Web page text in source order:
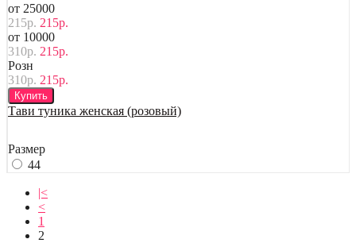
от 25000
215р. 215р.
от 10000
310р. 215р.
Розн
310р. 215р.
Купить
Тави туника женская (розовый)
Размер
44
|<
<
1
2